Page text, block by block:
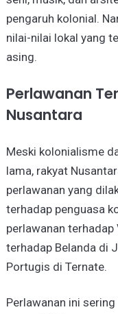
pengaruh kolonial.
nilai-nilai lokal yang
asing.
Perlawanan
Nusantara
Meski kolonialisme
lama, rakyat
perlawanan yang
terhadap penguasa
perlawanan terhadap
terhadap Belanda di
Portugis di Ternate.
Perlawanan ini